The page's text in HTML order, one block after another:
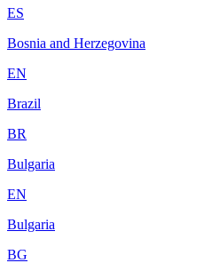
ES
Bosnia and Herzegovina
EN
Brazil
BR
Bulgaria
EN
Bulgaria
BG